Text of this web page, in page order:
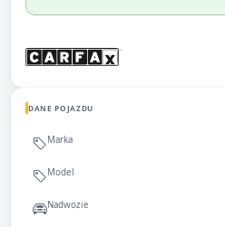
DANE POJAZDU
Marka
Model
Nadwozie